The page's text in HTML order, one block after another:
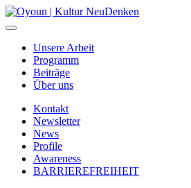
Unsere Arbeit
Programm
Beiträge
Über uns
Kontakt
Newsletter
News
Profile
Awareness
BARRIEREFREIHEIT